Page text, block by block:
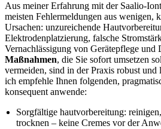
Aus meiner Erfahrung⁣ mit ‍der Saalio-
meisten Fehlermeldungen aus wenigen,
Ursachen: unzureichende
Elektrodenplatzierung, falsche
Vernachlässigung von Gerätepflege⁤ und
Maßnahmen, die Sie sofort umsetzen
vermeiden, sind ⁢in der Praxis robust
ich empfehle⁢ Ihnen folgenden,
konsequent anwende:
Sorgfältige hautvorbereitung:
trocknen – keine Cremes vor der⁤